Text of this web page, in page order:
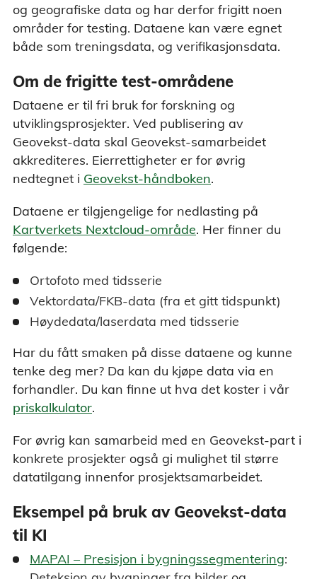
og geografiske data og har derfor frigitt noen
områder for testing. Dataene kan være egnet
både som treningsdata, og verifikasjonsdata.
Om de frigitte test-områdene
Dataene er til fri bruk for forskning og
utviklingsprosjekter. Ved publisering av
Geovekst-data skal Geovekst-samarbeidet
akkrediteres. Eierrettigheter er for øvrig
nedtegnet i Geovekst-håndboken.
Dataene er tilgjengelige for nedlasting på
Kartverkets Nextcloud-område. Her finner du
følgende:
Ortofoto med tidsserie
Vektordata/FKB-data (fra et gitt tidspunkt)
Høydedata/laserdata med tidsserie
Har du fått smaken på disse dataene og kunne
tenke deg mer? Da kan du kjøpe data via en
forhandler. Du kan finne ut hva det koster i vår
priskalkulator.
For øvrig kan samarbeid med en Geovekst-part i
konkrete prosjekter også gi mulighet til større
datatilgang innenfor prosjektsamarbeidet.
Eksempel på bruk av Geovekst-data
til KI
MAPAI – Presisjon i bygningssegmentering: